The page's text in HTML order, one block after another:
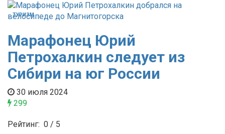
ТУРИЗМ
Марафонец Юрий
Петрохалкин следует из
Сибири на юг России
30 июля 2024
299
Рейтинг: 0 / 5